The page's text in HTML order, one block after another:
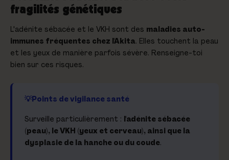
fragilités génétiques
L'adénite sébacée et le VKH sont des maladies auto-
immunes fréquentes chez l'Akita. Elles touchent la peau
et les yeux de manière parfois sévère. Renseigne-toi
bien sur ces risques.
Points de vigilance santé
Surveille particulièrement : l'adénite sébacée
(peau), le VKH (yeux et cerveau), ainsi que la
dysplasie de la hanche ou du coude.